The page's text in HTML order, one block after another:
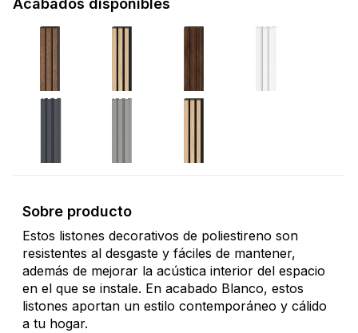
Acabados disponibles
Sobre producto
Estos listones decorativos de poliestireno son
resistentes al desgaste y fáciles de mantener,
además de mejorar la acústica interior del espacio
en el que se instale. En acabado Blanco, estos
listones aportan un estilo contemporáneo y cálido
a tu hogar.